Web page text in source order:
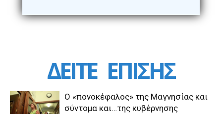
ΔΕΙΤΕ ΕΠΙΣΗΣ
Ο «πονοκέφαλος» της Μαγνησίας και
σύντομα και…της κυβέρνησης